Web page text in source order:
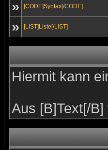
» [CODE]Syntax[/CODE]
» [LIST]Liste[/LIST]
Hiermit kann
Aus [B]Text[/B]